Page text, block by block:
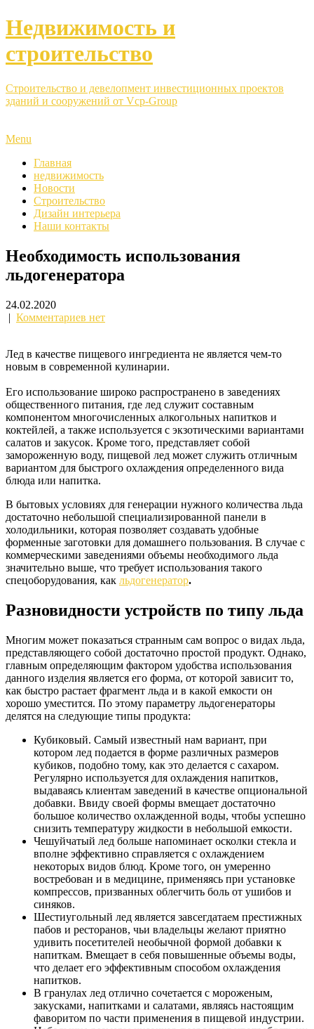
Недвижимость и
строительство
Строительство и девелопмент инвестиционных проектов
зданий и сооружений от Vcp-Group
Menu
Главная
недвижимость
Новости
Строительство
Дизайн интерьера
Наши контакты
Необходимость использования
льдогенератора
24.02.2020
| Комментариев нет
Лед в качестве пищевого ингредиента не является чем-то
новым в современной кулинарии.
Его использование широко распространено в заведениях
общественного питания, где лед служит составным
компонентом многочисленных алкогольных напитков и
коктейлей, а также используется с экзотическими вариантами
салатов и закусок. Кроме того, представляет собой
замороженную воду, пищевой лед может служить отличным
вариантом для быстрого охлаждения определенного вида
блюда или напитка.
В бытовых условиях для генерации нужного количества льда
достаточно небольшой специализированной панели в
холодильники, которая позволяет создавать удобные
форменные заготовки для домашнего пользования. В случае с
коммерческими заведениями объемы необходимого льда
значительно выше, что требует использования такого
спецоборудования, как льдогенератор.
Разновидности устройств по типу льда
Многим может показаться странным сам вопрос о видах льда,
представляющего собой достаточно простой продукт. Однако,
главным определяющим фактором удобства использования
данного изделия является его форма, от которой зависит то,
как быстро растает фрагмент льда и в какой емкости он
хорошо уместится. По этому параметру льдогенераторы
делятся на следующие типы продукта:
Кубиковый. Самый известный нам вариант, при
котором лед подается в форме различных размеров
кубиков, подобно тому, как это делается с сахаром.
Регулярно используется для охлаждения напитков,
выдаваясь клиентам заведений в качестве опциональной
добавки. Ввиду своей формы вмещает достаточно
большое количество охлажденной воды, чтобы успешно
снизить температуру жидкости в небольшой емкости.
Чешуйчатый лед больше напоминает осколки стекла и
вполне эффективно справляется с охлаждением
некоторых видов блюд. Кроме того, он умеренно
востребован и в медицине, применяясь при установке
компрессов, призванных облегчить боль от ушибов и
синяков.
Шестиугольный лед является завсегдатаем престижных
пабов и ресторанов, чьи владельцы желают приятно
удивить посетителей необычной формой добавки к
напиткам. Вмещает в себя повышенные объемы воды,
что делает его эффективным способом охлаждения
напитков.
В гранулах лед отлично сочетается с мороженым,
закусками, напитками и салатами, являясь настоящим
фаворитом по части применения в пищевой индустрии.